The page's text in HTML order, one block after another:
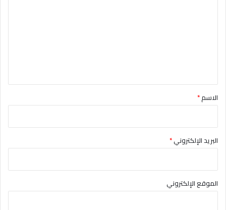
*الاسم*
البريد الإلكتروني*
الموقع الإلكتروني